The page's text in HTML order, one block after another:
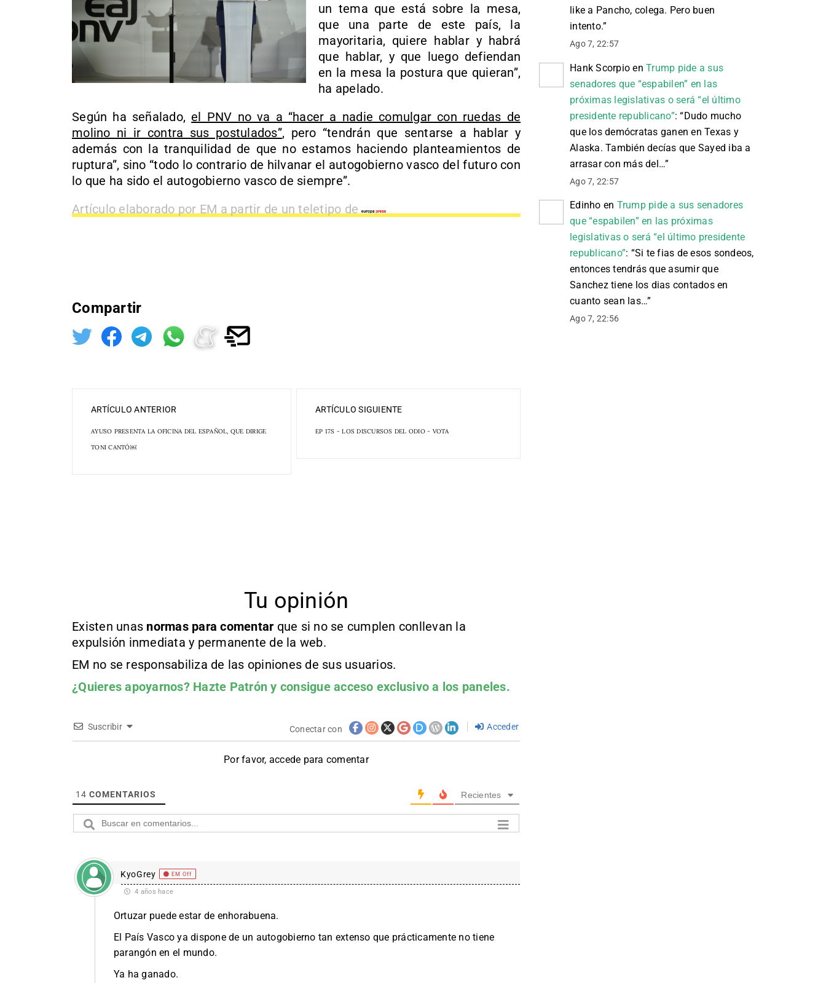
un tema que está sobre la mesa,
que una parte de este país, la
mayoritaria, quiere hablar y habrá
que hablar, y que luego defiendan
en la mesa la postura que quieran”,
ha apelado.
Según ha señalado, el PNV no va a “hacer a nadie comulgar con ruedas de
molino ni ir contra sus postulados”, pero “tendrán que sentarse a hablar y
además con la tranquilidad de que no estamos haciendo planteamientos de
ruptura”, sino “todo lo contrario de hilvanar el autogobierno vasco del futuro con
lo que ha sido el autogobierno vasco de siempre”.
Artículo elaborado por EM a partir de un teletipo de
Compartir
ARTÍCULO ANTERIOR
AYUSO PRESENTA LA OFICINA DEL ESPAÑOL, QUE DIRIGE
TONI CANTÓ￼
ARTÍCULO SIGUIENTE
EP 17S - LOS DISCURSOS DEL ODIO - VOTA
Tu opinión
Existen unas normas para comentar que si no se cumplen conllevan la
expulsión inmediata y permanente de la web.
EM no se responsabiliza de las opiniones de sus usuarios.
¿Quieres apoyarnos? Hazte Patrón y consigue acceso exclusivo a los paneles.
Suscribir Conectar con Acceder
Por favor, accede para comentar
14 COMENTARIOS Recientes
KyoGrey EM Off
4 años hace
Ortuzar puede estar de enhorabuena.
El País Vasco ya dispone de un autogobierno tan extenso que prácticamente no tiene
parangón en el mundo.
Ya ha ganado.
like a Pancho, colega. Pero buen
intento.”
Ago 7, 22:57
Hank Scorpio en Trump pide a sus
senadores que “espabilen” en las
próximas legislativas o será “el último
presidente republicano”: “Dudo mucho
que los demócratas ganen en Texas y
Alaska. También decías que Sayed iba a
arrasar con más del…”
Ago 7, 22:57
Edinho en Trump pide a sus senadores
que “espabilen” en las próximas
legislativas o será “el último presidente
republicano”: “Si te fias de esos sondeos,
entonces tendrás que asumir que
Sanchez tiene los dias contados en
cuanto sean las…”
Ago 7, 22:56